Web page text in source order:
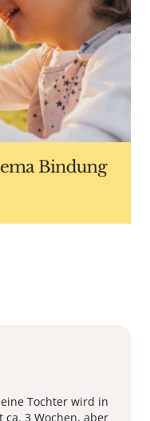
Tochter wird in
ca. 3 Wochen, aber